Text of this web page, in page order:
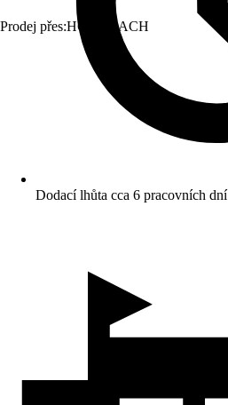
Prodej přes:HORNBACH
Dodací lhůta cca 6 pracovních dní